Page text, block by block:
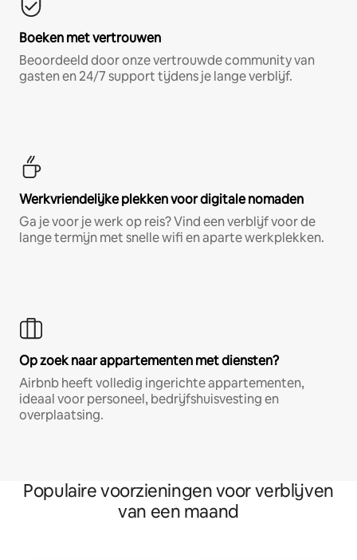
Boeken met vertrouwen
Beoordeeld door onze vertrouwde community van
gasten en 24/7 support tijdens je lange verblijf.
Werkvriendelijke plekken voor digitale nomaden
Ga je voor je werk op reis? Vind een verblijf voor de
lange termijn met snelle wifi en aparte werkplekken.
Op zoek naar appartementen met diensten?
Airbnb heeft volledig ingerichte appartementen,
ideaal voor personeel, bedrijfshuisvesting en
overplaatsing.
Populaire voorzieningen voor verblijven
van een maand